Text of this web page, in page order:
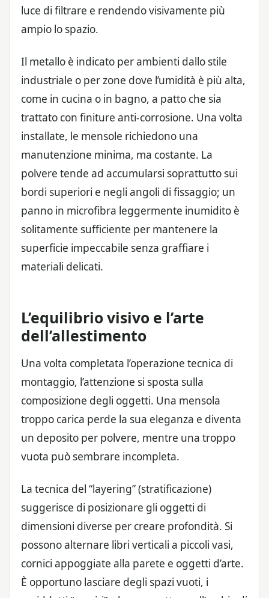
luce di filtrare e rendendo visivamente più
ampio lo spazio.
Il metallo è indicato per ambienti dallo stile
industriale o per zone dove l’umidità è più alta,
come in cucina o in bagno, a patto che sia
trattato con finiture anti-corrosione. Una volta
installate, le mensole richiedono una
manutenzione minima, ma costante. La
polvere tende ad accumularsi soprattutto sui
bordi superiori e negli angoli di fissaggio; un
panno in microfibra leggermente inumidito è
solitamente sufficiente per mantenere la
superficie impeccabile senza graffiare i
materiali delicati.
L’equilibrio visivo e l’arte
dell’allestimento
Una volta completata l’operazione tecnica di
montaggio, l’attenzione si sposta sulla
composizione degli oggetti. Una mensola
troppo carica perde la sua eleganza e diventa
un deposito per polvere, mentre una troppo
vuota può sembrare incompleta.
La tecnica del “layering” (stratificazione)
suggerisce di posizionare gli oggetti di
dimensioni diverse per creare profondità. Si
possono alternare libri verticali a piccoli vasi,
cornici appoggiate alla parete e oggetti d’arte.
È opportuno lasciare degli spazi vuoti, i